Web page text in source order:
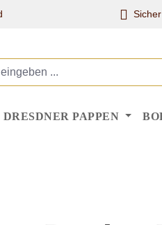
DRESDNER PAPPEN